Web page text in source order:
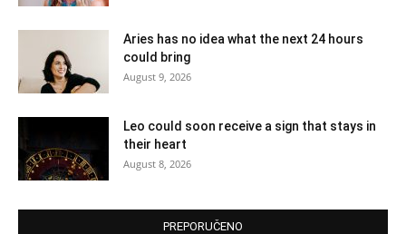
Aries has no idea what the next 24 hours
could bring
August 9, 2026
Leo could soon receive a sign that stays in
their heart
August 8, 2026
PREPORUČENO